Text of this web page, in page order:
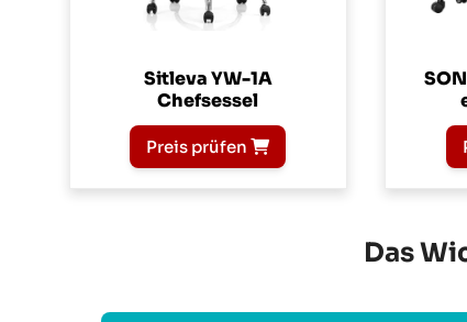
Sitleva YW-1A
Chefsessel
Preis prüfen
Das